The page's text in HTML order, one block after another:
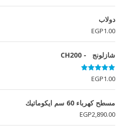
دولاب
EGP1.00
شازلونج - CH200
تم التقييم
5.00
من 5
EGP1.00
مسطح كهرباء 60 سم ايكوماتيك
EGP2,890.00